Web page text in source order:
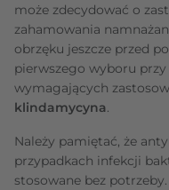
może zdecydować o
zahamowania
obrzęku jeszcze przed
pierwszego wyboru przy
wymagających
klindamycyna.
Należy pamiętać, że
przypadkach infekcji
stosowane bez